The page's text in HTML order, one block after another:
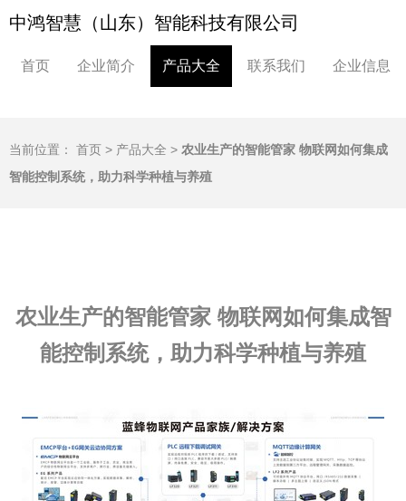
中鸿智慧（山东）智能科技有限公司
首页 企业简介 产品大全 联系我们 企业信息
当前位置： 首页 > 产品大全 > 农业生产的智能管家 物联网如何集成
智能控制系统，助力科学种植与养殖
农业生产的智能管家 物联网如何集成智
能控制系统，助力科学种植与养殖